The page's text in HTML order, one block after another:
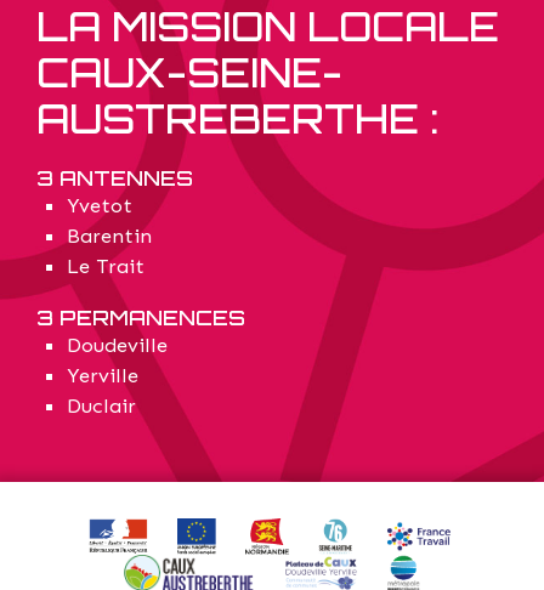
LA MISSION LOCALE
CAUX-SEINE-
AUSTREBERTHE :
3 ANTENNES
Yvetot
Barentin
Le Trait
3 PERMANENCES
Doudeville
Yerville
Duclair